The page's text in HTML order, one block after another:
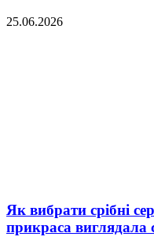
25.06.2026
Як вибрати срібні
прикраса виглядала